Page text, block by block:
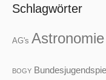
Schlagwörter
AG's Astronomie
BOGY